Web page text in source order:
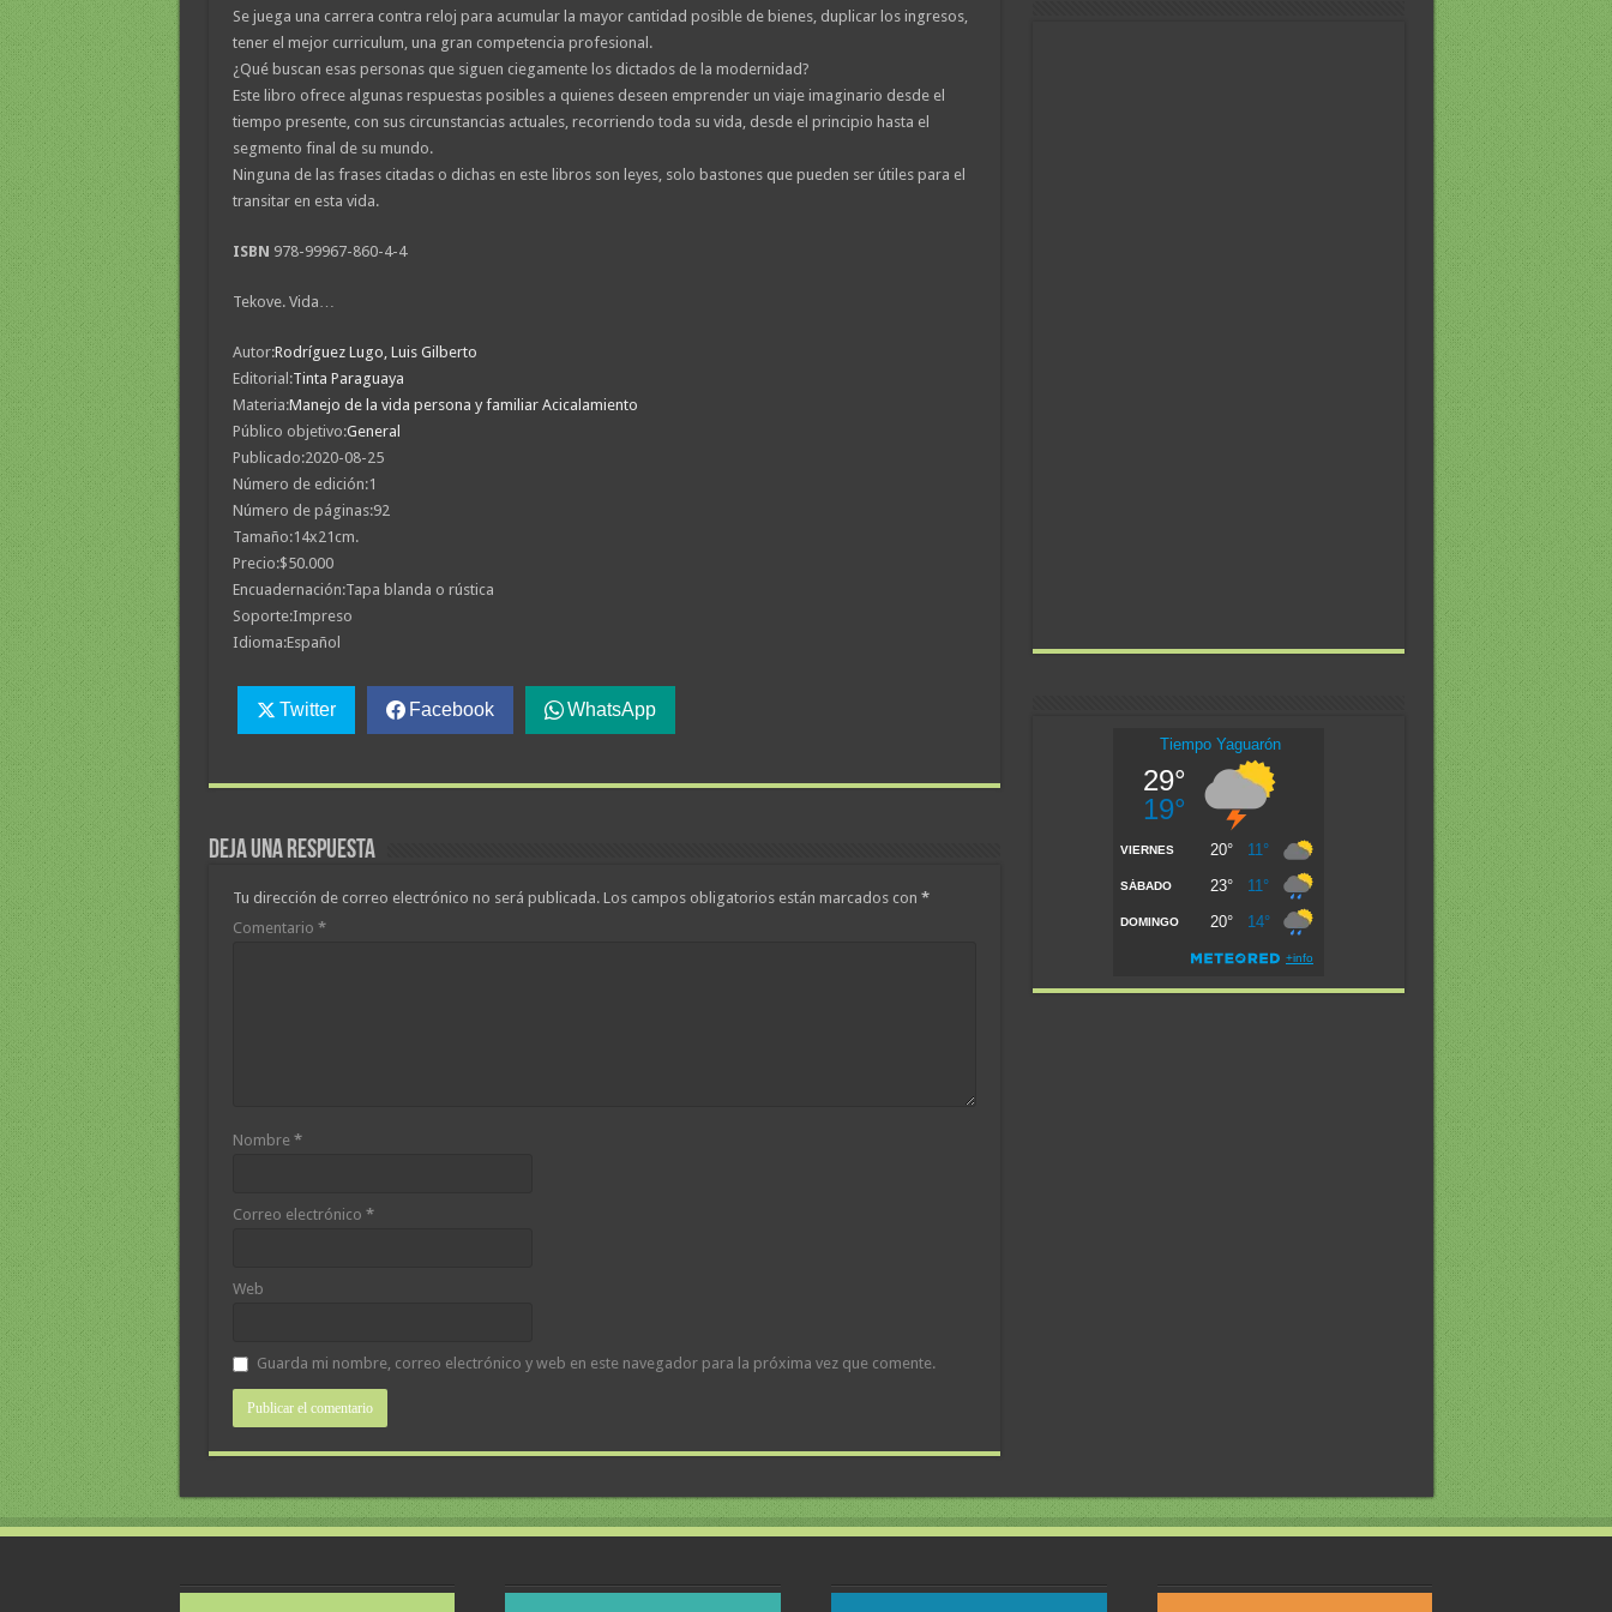
Se juega una carrera contra reloj para acumular la mayor cantidad posible de bienes, duplicar los ingresos,
tener el mejor curriculum, una gran competencia profesional.
¿Qué buscan esas personas que siguen ciegamente los dictados de la modernidad?
Este libro ofrece algunas respuestas posibles a quienes deseen emprender un viaje imaginario desde el
tiempo presente, con sus circunstancias actuales, recorriendo toda su vida, desde el principio hasta el
segmento final de su mundo.
Ninguna de las frases citadas o dichas en este libros son leyes, solo bastones que pueden ser útiles para el
transitar en esta vida.
ISBN 978-99967-860-4-4
Tekove. Vida…
Autor:Rodríguez Lugo, Luis Gilberto
Editorial:Tinta Paraguaya
Materia:Manejo de la vida persona y familiar Acicalamiento
Público objetivo:General
Publicado:2020-08-25
Número de edición:1
Número de páginas:92
Tamaño:14x21cm.
Precio:$50.000
Encuadernación:Tapa blanda o rústica
Soporte:Impreso
Idioma:Español
Twitter Facebook WhatsApp
Deja una respuesta
Tu dirección de correo electrónico no será publicada. Los campos obligatorios están marcados con *
Comentario *
Nombre *
Correo electrónico *
Web
Guarda mi nombre, correo electrónico y web en este navegador para la próxima vez que comente.